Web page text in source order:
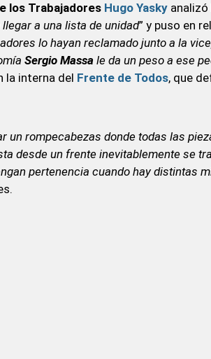
los Trabajadores Hugo Yasky
a una lista de unidad” y puso en
lo hayan reclamado junto a la
Sergio Massa le da un peso a ese
la interna del Frente de Todos, que
un rompecabezas donde todas las
desde un frente inevitablemente se
pertenencia cuando hay distintas